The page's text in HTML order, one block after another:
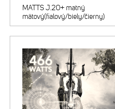
MATTS J.20+ matný
mätový(fialový/biely/čierny)